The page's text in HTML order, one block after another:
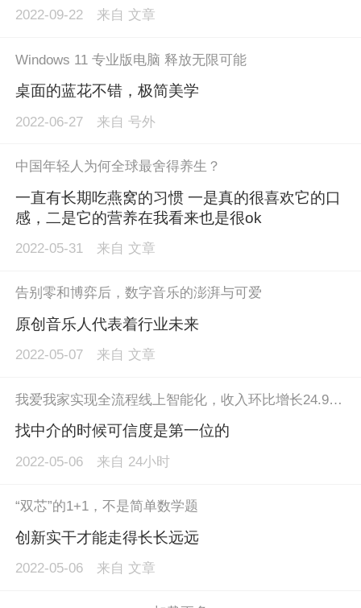
2022-09-22 来自 文章
Windows 11 专业版电脑 释放无限可能
桌面的蓝花不错，极简美学
2022-06-27 来自 号外
中国年轻人为何全球最舍得养生？
一直有长期吃燕窝的习惯 一是真的很喜欢它的口
感，二是它的营养在我看来也是很ok
2022-05-31 来自 文章
告别零和博弈后，数字音乐的澎湃与可爱
原创音乐人代表着行业未来
2022-05-07 来自 文章
我爱我家实现全流程线上智能化，收入环比增长24.9%。 5月6日，在我爱我家2021年度业绩说明会上，董事长、总裁谢勇回顾公司去年业绩。 过去一年中，我爱我家通过大数据、云计算、人工智能等新技术赋能业务、用户和员工，同时不断提升服务品质，实现从售前的房源保真到售中阶段的资金安全、履约跟踪、法律支持、时效管理，到售后阶段的欠费垫付、房屋质量保障，整个流程的线上化、智能化。 据财报数据显示，2021年我爱我家实现营业收入119.6亿元，较2020年增长24.9%；实现营业利润2.18亿元；实现归属母公司所有者的净利润1.66亿元。 谢勇表示，未来我爱我家将聚焦在数字研发和服务，持续创造价值。
找中介的时候可信度是第一位的
2022-05-06 来自 24小时
“双芯”的1+1，不是简单数学题
创新实干才能走得长长远远
2022-05-06 来自 文章